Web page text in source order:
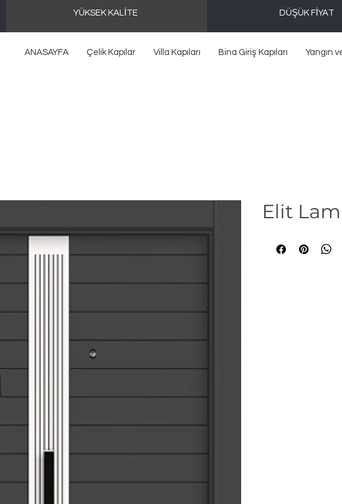
YÜKSEK KALİTE DÜŞÜK FİYAT
ANASAYFA Çelik Kapılar Villa Kapıları Bina Giriş Kapıları Yangın
Elit